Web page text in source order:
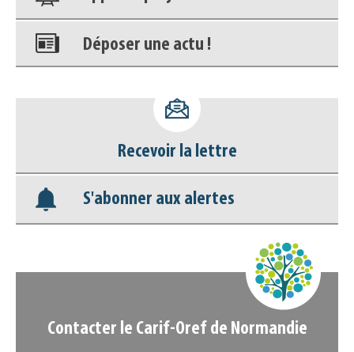
Déposer une actu !
déconnecter)
Base documentaire
Nos veilles Scoop.it
Recevoir la lettre
S'abonner aux alertes
Contacter le Carif-Oref de Normandie